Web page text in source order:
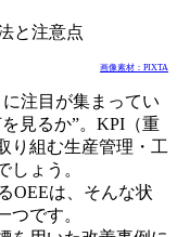
画像素材：PIXTA
注目が集まってい
見るか”。KPI（重
り組む生産管理・工
しょう。
OEEは、そんな状
つです。